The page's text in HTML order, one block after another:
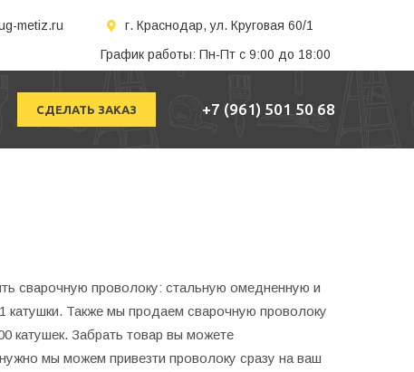
metiz.ru
г. Краснодар, ул. Круговая 60/1
График работы: Пн-Пт с 9:00 до 18:00
СДЕЛАТЬ ЗАКАЗ +7 (961) 501 50 68
сварочную проволоку: стальную омедненную и
катушки. Также мы продаем сварочную проволоку
катушек. Забрать товар вы можете
мы можем привезти проволоку сразу на ваш